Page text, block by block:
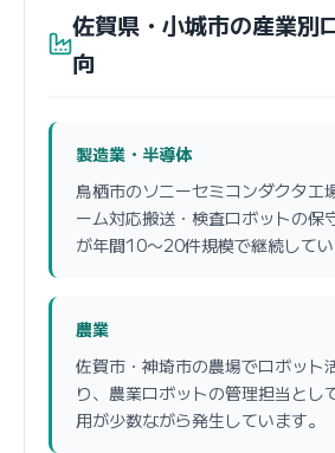
佐賀県・小城市の産業別
向
製造業・半導体
鳥栖市のソニーセミコンダクタ工
ーム対応搬送・検査ロボットの保
が年間10〜20件規模で継続してい
農業
佐賀市・神埼市の農場でロボット
り、農業ロボットの管理担当とし
用が少数ながら発生しています。